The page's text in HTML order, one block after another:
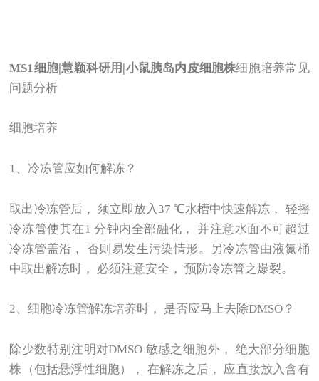
MS1 细胞|慧颖科研用|小鼠胰岛内皮细胞株细胞培养常见
问题分析
细胞培养
1、冷冻管应如何解冻？
取出冷冻管后， 须立即放入37 ℃水槽中快速解冻， 轻摇
冷冻管使其在1 分钟内全部融化， 并注意水面不可超过
冷冻管盖沿， 否则易发生污染情形。另冷冻管由液氮桶
中取出解冻时， 必须注意安全， 预防冷冻管之爆裂。
2、细胞冷冻管解冻培养时， 是否应马上去除DMSO？
除少数特别注明对DMSO 敏感之细胞外， 绝大部分细胞
株（包括悬浮性细胞）， 在解冻之后， 应直接放入含有